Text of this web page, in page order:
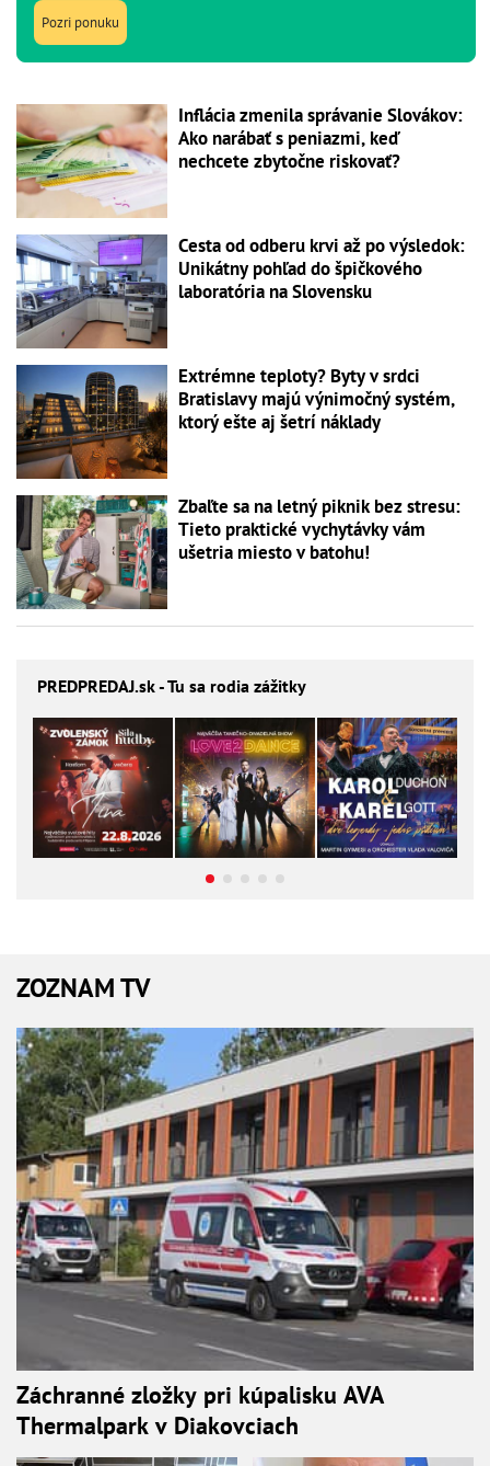
Pozri ponuku
Inflácia zmenila správanie Slovákov:
Ako narábať s peniazmi, keď
nechcete zbytočne riskovať?
Cesta od odberu krvi až po výsledok:
Unikátny pohľad do špičkového
laboratória na Slovensku
Extrémne teploty? Byty v srdci
Bratislavy majú výnimočný systém,
ktorý ešte aj šetrí náklady
Zbaľte sa na letný piknik bez stresu:
Tieto praktické vychytávky vám
ušetria miesto v batohu!
PREDPREDAJ.sk - Tu sa rodia zážitky
ZOZNAM TV
Záchranné zložky pri kúpalisku AVA
Thermalpark v Diakovciach